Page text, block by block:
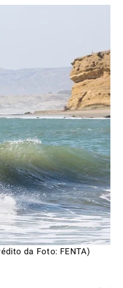
da Foto: FENTA)